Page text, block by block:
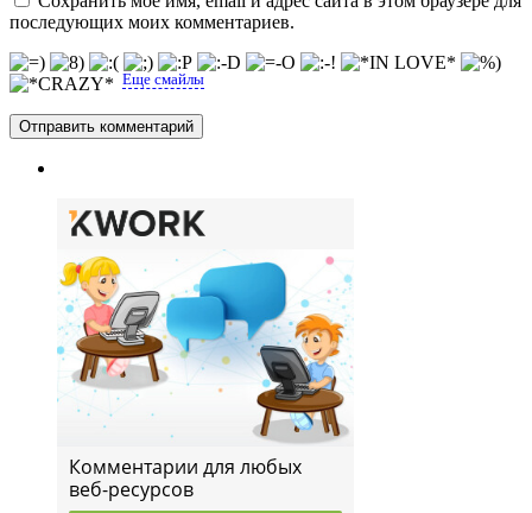
последующих моих комментариев.
Еще смайлы